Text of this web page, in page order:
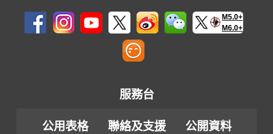
M5.0+
M6.0+
服務台
公用表格 聯絡及支援
公開資料